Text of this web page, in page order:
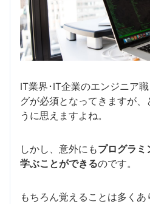
IT業界･IT企業のエンジニア
グが必須となってきますが、
うに思えますよね。
しかし、意外にもプログラミ
学ぶことができるのです。
もちろん覚えることは多く